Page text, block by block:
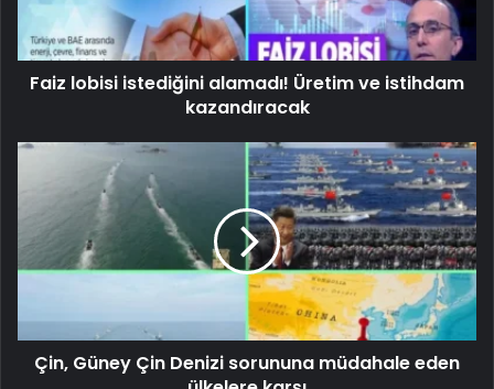
Faiz lobisi istediğini alamadı! Üretim ve istihdam
kazandıracak
Çin, Güney Çin Denizi sorununa müdahale eden